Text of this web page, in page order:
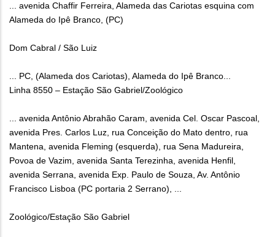
... avenida Chaffir Ferreira, Alameda das Cariotas esquina com
Alameda do Ipê Branco, (PC)
Dom Cabral / São Luiz
... PC, (Alameda dos Cariotas), Alameda do Ipê Branco...
Linha 8550 – Estação São Gabriel/Zoológico
... avenida Antônio Abrahão Caram, avenida Cel. Oscar Pascoal,
avenida Pres. Carlos Luz, rua Conceição do Mato dentro, rua
Mantena, avenida Fleming (esquerda), rua Sena Madureira,
Povoa de Vazim, avenida Santa Terezinha, avenida Henfil,
avenida Serrana, avenida Exp. Paulo de Souza, Av. Antônio
Francisco Lisboa (PC portaria 2 Serrano), ...
Zoológico/Estação São Gabriel